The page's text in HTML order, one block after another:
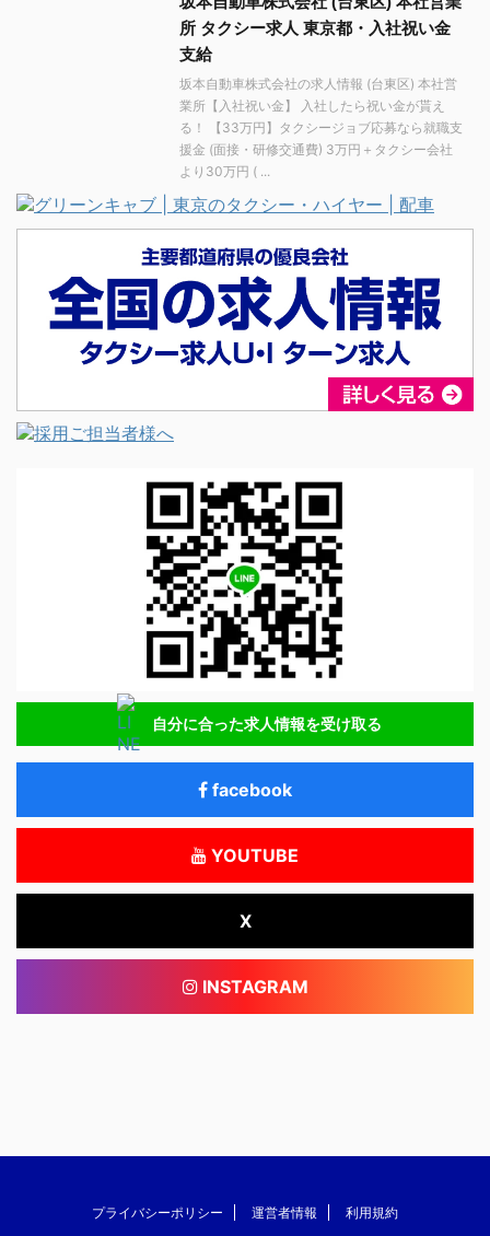
所 タクシー求人 東京都・入社祝い金
支給
坂本自動車株式会社の求人情報 (台東区) 本社営
業所【入社祝い金】 入社したら祝い金が貰え
る！ 【33万円】タクシージョブ応募なら就職支
援金 (面接・研修交通費) 3万円＋タクシー会社
より30万円 ( ...
自分に合った求人情報を受け取る
facebook
YOUTUBE
X
INSTAGRAM
プライバシーポリシー 運営者情報 利用規約